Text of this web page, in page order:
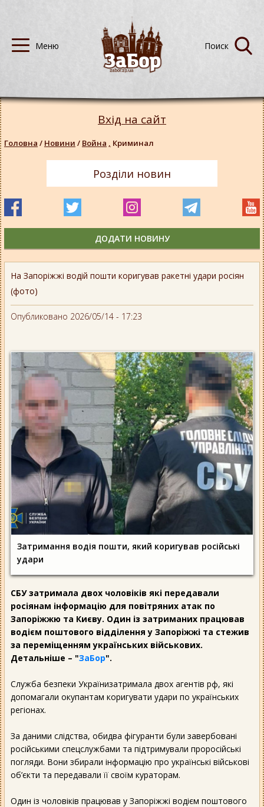
На Запоріжжі водій пошти коригував ракетні удари росіян
(фото)
Опубликовано 2026/05/14 - 17:23
Затримання водія пошти, який коригував російські
удари
СБУ затримала двох чоловіків які передавали
росіянам інформацію для повітряних атак по
Запоріжжю та Києву. Один із затриманих працював
водієм поштового відділення у Запоріжжі та стежив
за переміщенням українських військових.
Детальніше – "ЗаБор".
Служба безпеки Українизатримала двох агентів рф, які
допомагали окупантам коригувати удари по українських
регіонах.
За даними слідства, обидва фігуранти були завербовані
російськими спецслужбами та підтримували проросійські
погляди. Вони збирали інформацію про українські військові
об’єкти та передавали її своїм кураторам.
Один із чоловіків працював у Запоріжжі водієм поштового
Вхід на сайт
Головна / Новини / Война , Криминал
Розділи новин
ДОДАТИ НОВИНУ